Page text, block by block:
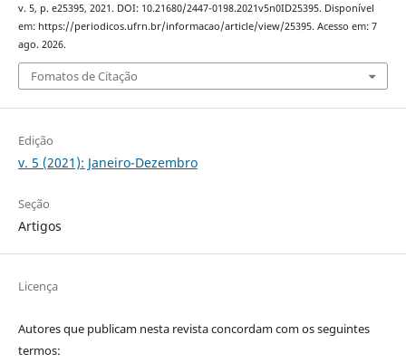
v. 5, p. e25395, 2021. DOI: 10.21680/2447-0198.2021v5n0ID25395. Disponível
em: https://periodicos.ufrn.br/informacao/article/view/25395. Acesso em: 7
ago. 2026.
Fomatos de Citação
Edição
v. 5 (2021): Janeiro-Dezembro
Seção
Artigos
Licença
Autores que publicam nesta revista concordam com os seguintes
termos: